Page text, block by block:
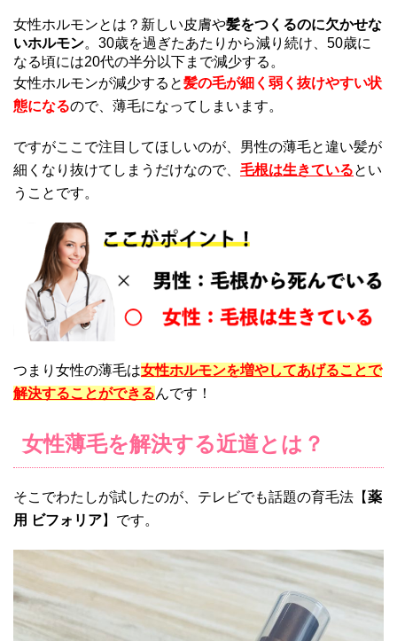
女性ホルモンとは？ 新しい皮膚や髪をつくるのに欠かせな
いホルモン。30歳を過ぎたあたりから減り続け、50歳に
なる頃には20代の半分以下まで減少する。
女性ホルモンが減少すると髪の毛が細く弱く抜けやすい状
態になるので、薄毛になってしまいます。
ですがここで注目してほしいのが、男性の薄毛と違い髪が
細くなり抜けてしまうだけなので、 毛根は生きているとい
うことです。
つまり女性の薄毛は女性ホルモンを増やしてあげることで
解決することができるんです！
女性薄毛を解決する近道とは？
そこでわたしが試したのが、テレビでも話題の育毛法【薬
用 ビフォリア】です。